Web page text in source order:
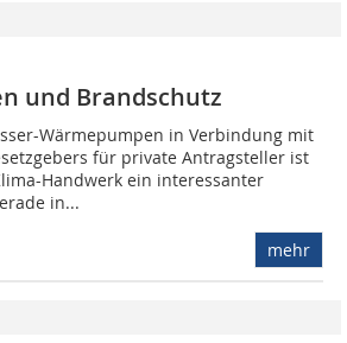
und Brandschutz
Wärmepumpen in Verbindung mit
für private Antragsteller ist
Handwerk ein interessanter
in...
mehr